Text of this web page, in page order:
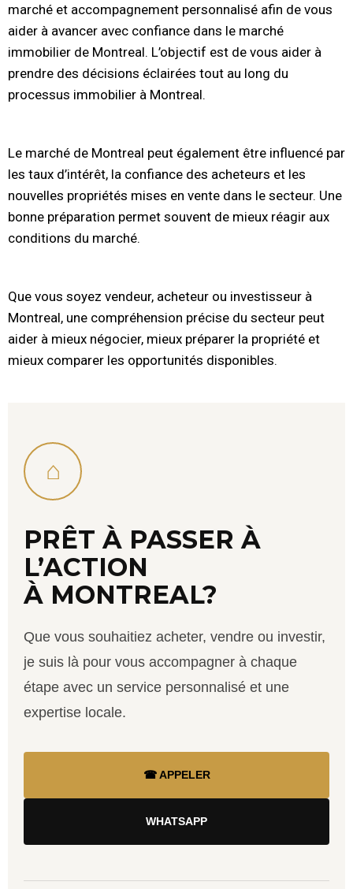
marché et accompagnement personnalisé afin de vous
aider à avancer avec confiance dans le marché
immobilier de Montreal. L’objectif est de vous aider à
prendre des décisions éclairées tout au long du
processus immobilier à Montreal.
Le marché de Montreal peut également être influencé par
les taux d’intérêt, la confiance des acheteurs et les
nouvelles propriétés mises en vente dans le secteur. Une
bonne préparation permet souvent de mieux réagir aux
conditions du marché.
Que vous soyez vendeur, acheteur ou investisseur à
Montreal, une compréhension précise du secteur peut
aider à mieux négocier, mieux préparer la propriété et
mieux comparer les opportunités disponibles.
⌂
PRÊT À PASSER À
L’ACTION
À MONTREAL?
Que vous souhaitiez acheter, vendre ou investir,
je suis là pour vous accompagner à chaque
étape avec un service personnalisé et une
expertise locale.
☎ APPELER
WHATSAPP